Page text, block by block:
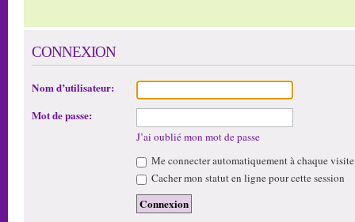
CONNEXION
Nom d’utilisateur:
Mot de passe:
J’ai oublié mon mot de passe
Me connecter automatiquement à chaque visite
Cacher mon statut en ligne pour cette session